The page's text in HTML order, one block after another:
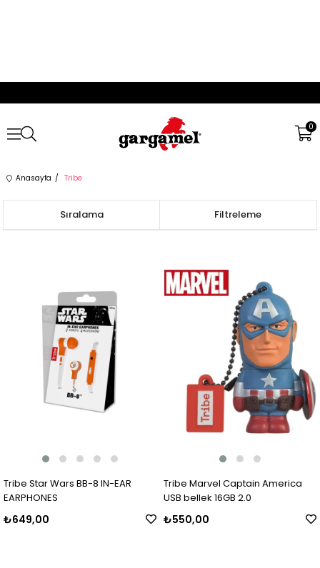
0
Anasayfa Tribe
Filtreleme
Sıralama
Tribe Star Wars BB-8 IN-EAR
EARPHONES
₺649,00
Tribe Marvel Captain America
USB bellek 16GB 2.0
₺550,00